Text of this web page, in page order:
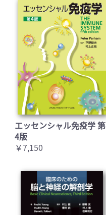
エッセンシャル免疫学 第
4版
￥7,150